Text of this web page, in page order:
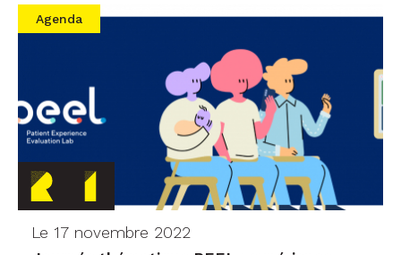
Agenda
Le 17 novembre 2022